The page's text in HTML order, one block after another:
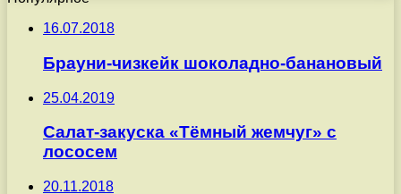
16.07.2018
Брауни-чизкейк шоколадно-банановый
25.04.2019
Салат-закуска «Тёмный жемчуг» с
лососем
20.11.2018